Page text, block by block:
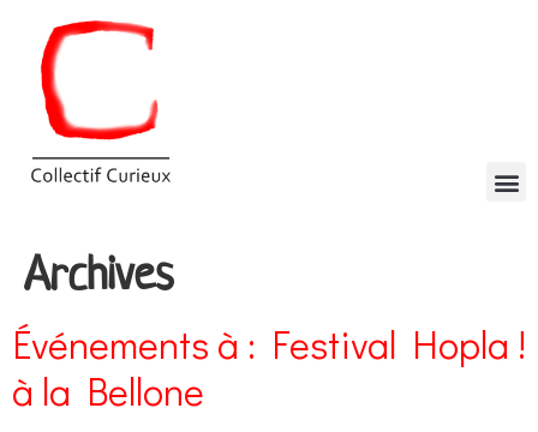
Archives
Événements à : Festival Hopla !
à la Bellone